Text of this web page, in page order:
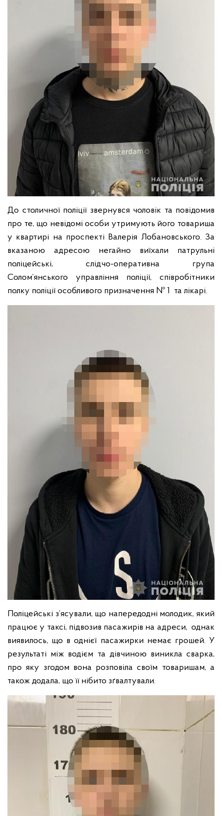
До столичної поліції звернувся чоловік та повідомив
про те, що невідомі особи утримують його товариша
у квартирі на проспекті Валерія Лобановського. За
вказаною адресою негайно виїхали патрульні
поліцейські, слідчо-оперативна група
Солом’янського управління поліції, співробітники
полку поліції особливого призначення № 1 та лікарі.
Поліцейські з’ясували, що напередодні молодик, який
працює у таксі, підвозив пасажирів на адреси, однак
виявилось, що в однієї пасажирки немає грошей. У
результаті між водієм та дівчиною виникла сварка,
про яку згодом вона розповіла своїм товаришам, а
також додала, що її нібито зґвалтували.